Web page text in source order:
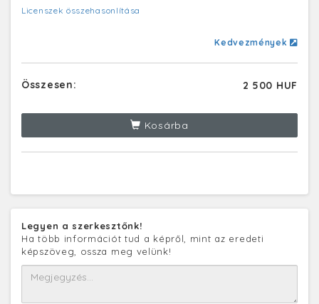
Licenszek összehasonlítása
Kedvezmények
Összesen: 2 500 HUF
Kosárba
Legyen a szerkesztőnk!
Ha több információt tud a képről, mint az eredeti
képszöveg, ossza meg velünk!